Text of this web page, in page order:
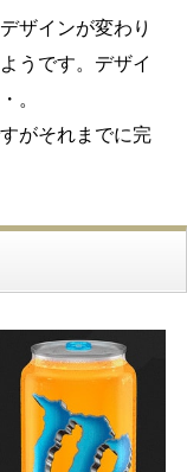
ザインが変わり
うです。デザイ
。
がそれまでに完